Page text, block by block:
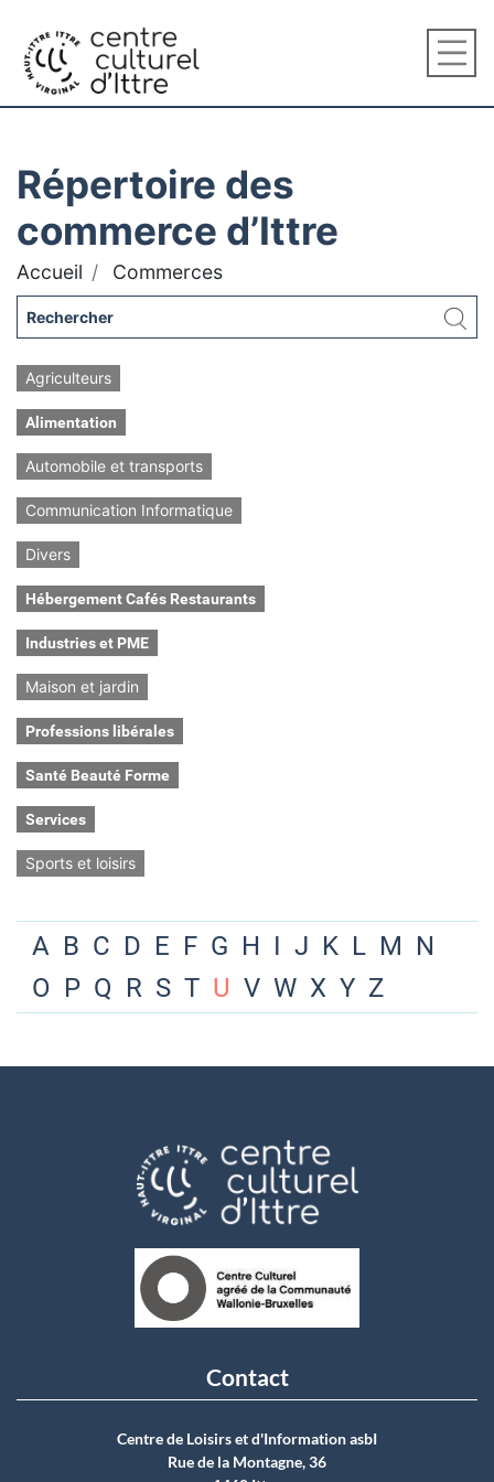
Répertoire des
commerce d’Ittre
Accueil Commerces
Agriculteurs
Alimentation
Automobile et transports
Communication Informatique
Divers
Hébergement Cafés Restaurants
Industries et PME
Maison et jardin
Professions libérales
Santé Beauté Forme
Services
Sports et loisirs
A B C D E F G H I J K L M N
O P Q R S T U V W X Y Z
Contact
Centre de Loisirs et d'Information asbI
Rue de la Montagne, 36